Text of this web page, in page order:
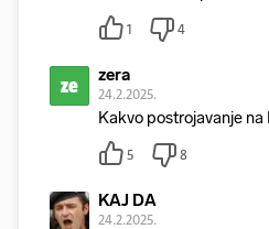
1 4
ze zera
24.2.2025.
Kakvo postrojavanje na
5 8
KAJ DA
24.2.2025.